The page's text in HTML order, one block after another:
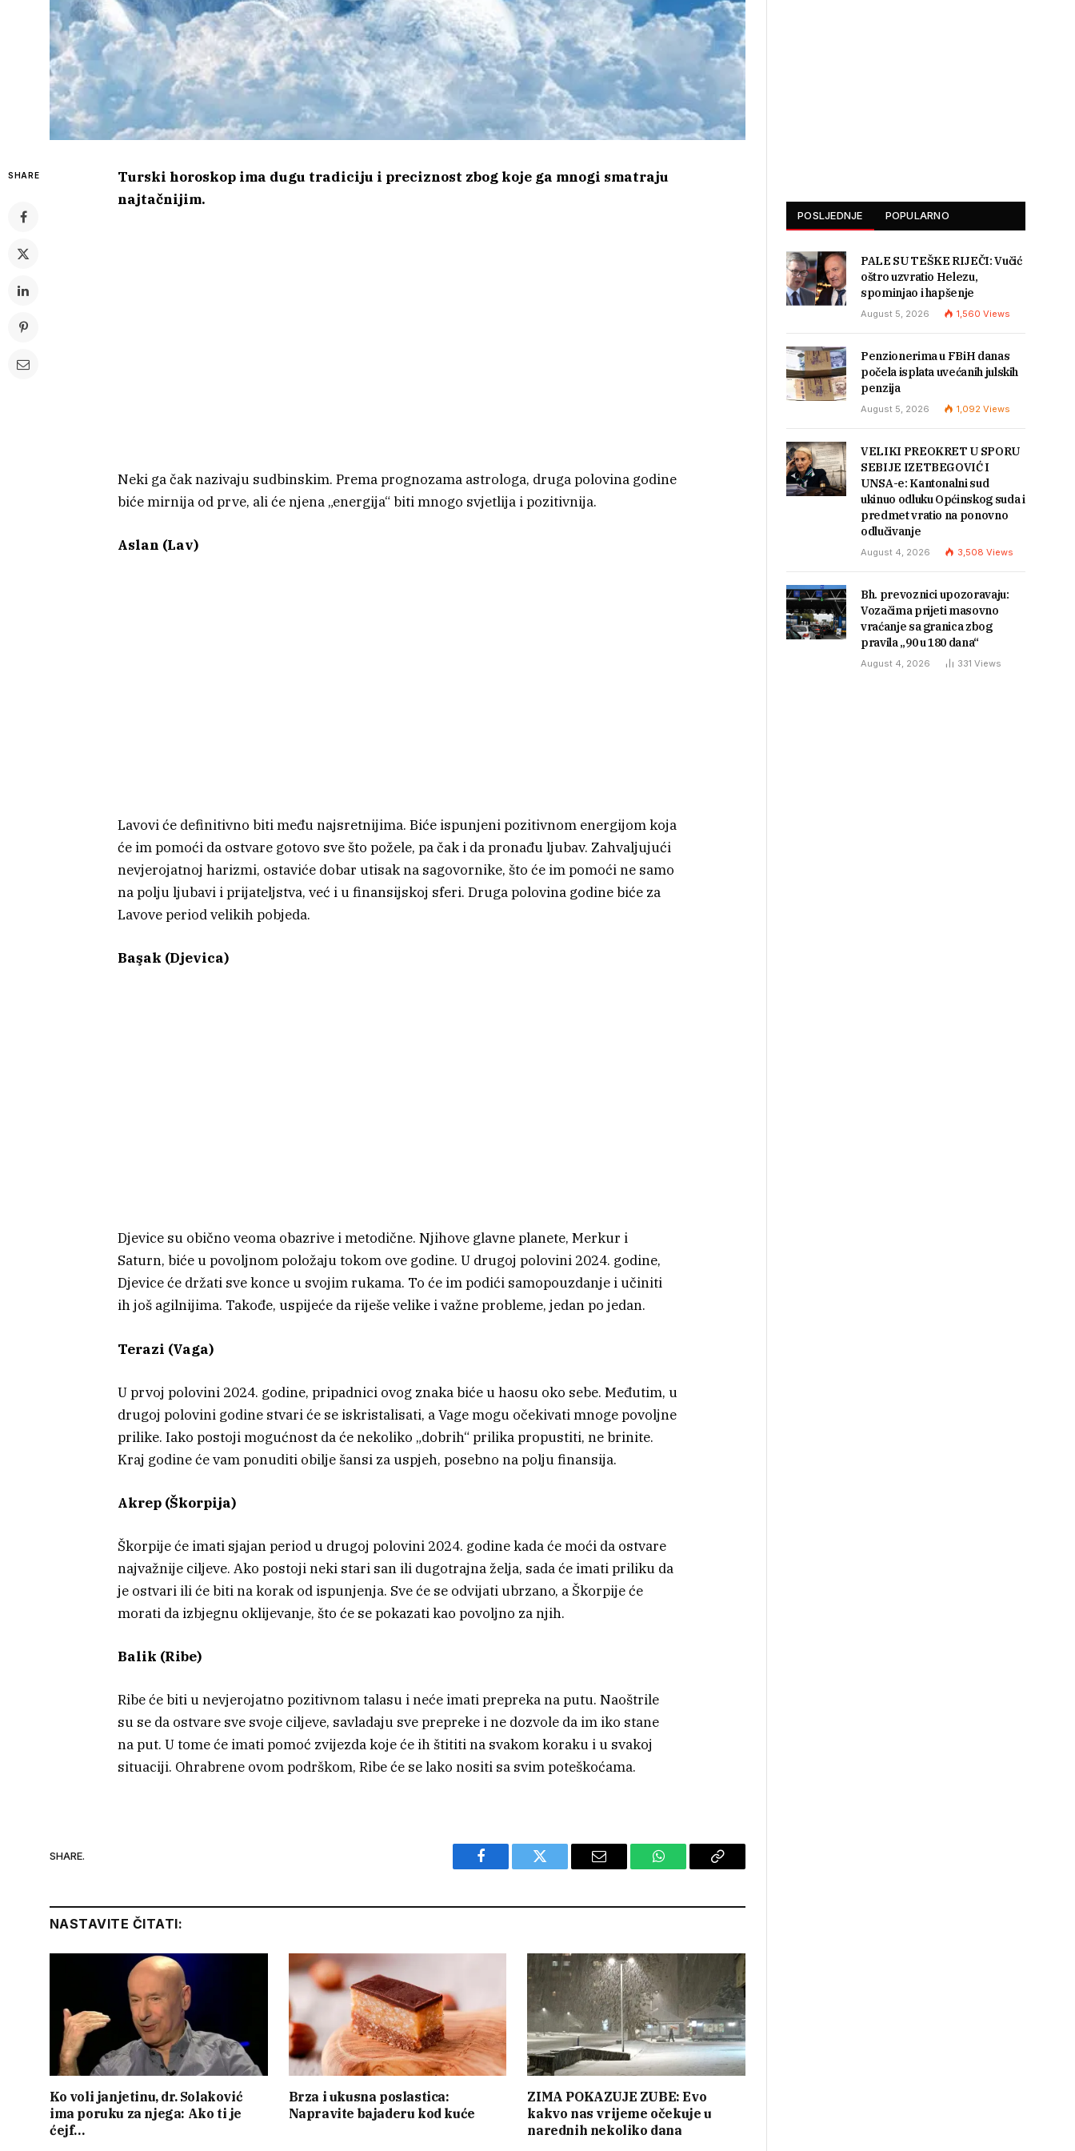
SHARE
Turski horoskop ima dugu tradiciju i preciznost zbog koje ga mnogi smatraju
najtačnijim.
Neki ga čak nazivaju sudbinskim. Prema prognozama astrologa, druga polovina godine
biće mirnija od prve, ali će njena „energija“ biti mnogo svjetlija i pozitivnija.
Aslan (Lav)
Lavovi će definitivno biti među najsretnijima. Biće ispunjeni pozitivnom energijom koja
će im pomoći da ostvare gotovo sve što požele, pa čak i da pronađu ljubav. Zahvaljujući
nevjerojatnoj harizmi, ostaviće dobar utisak na sagovornike, što će im pomoći ne samo
na polju ljubavi i prijateljstva, već i u finansijskoj sferi. Druga polovina godine biće za
Lavove period velikih pobjeda.
Başak (Djevica)
Djevice su obično veoma obazrive i metodične. Njihove glavne planete, Merkur i
Saturn, biće u povoljnom položaju tokom ove godine. U drugoj polovini 2024. godine,
Djevice će držati sve konce u svojim rukama. To će im podići samopouzdanje i učiniti
ih još agilnijima. Takođe, uspijeće da riješe velike i važne probleme, jedan po jedan.
Terazi (Vaga)
U prvoj polovini 2024. godine, pripadnici ovog znaka biće u haosu oko sebe. Međutim, u
drugoj polovini godine stvari će se iskristalisati, a Vage mogu očekivati mnoge povoljne
prilike. Iako postoji mogućnost da će nekoliko „dobrih“ prilika propustiti, ne brinite.
Kraj godine će vam ponuditi obilje šansi za uspjeh, posebno na polju finansija.
Akrep (Škorpija)
Škorpije će imati sjajan period u drugoj polovini 2024. godine kada će moći da ostvare
najvažnije ciljeve. Ako postoji neki stari san ili dugotrajna želja, sada će imati priliku da
je ostvari ili će biti na korak od ispunjenja. Sve će se odvijati ubrzano, a Škorpije će
morati da izbjegnu oklijevanje, što će se pokazati kao povoljno za njih.
Balik (Ribe)
Ribe će biti u nevjerojatno pozitivnom talasu i neće imati prepreka na putu. Naoštrile
su se da ostvare sve svoje ciljeve, savladaju sve prepreke i ne dozvole da im iko stane
na put. U tome će imati pomoć zvijezda koje će ih štititi na svakom koraku i u svakoj
situaciji. Ohrabrene ovom podrškom, Ribe će se lako nositi sa svim poteškoćama.
SHARE.
Facebook Twitter Email WhatsAppCopy
NASTAVITE ČITATI:
Ko voli janjetinu, dr. Solaković
ima poruku za njega: Ako ti je
ćejf…
Brza i ukusna poslastica:
Napravite bajaderu kod kuće
ZIMA POKAZUJE ZUBE: Evo
kakvo nas vrijeme očekuje u
narednih nekoliko dana
POSLJEDNJE POPULARNO
PALE SU TEŠKE RIJEČI: Vučić
oštro uzvratio Helezu,
spominjao i hapšenje
August 5, 2026 1,560 Views
Penzionerima u FBiH danas
počela isplata uvećanih julskih
penzija
August 5, 2026 1,092 Views
VELIKI PREOKRET U SPORU
SEBIJE IZETBEGOVIĆ I
UNSA-e: Kantonalni sud
ukinuo odluku Općinskog suda i
predmet vratio na ponovno
odlučivanje
August 4, 2026 3,508 Views
Bh. prevoznici upozoravaju:
Vozačima prijeti masovno
vraćanje sa granica zbog
pravila „90 u 180 dana“
August 4, 2026 331 Views